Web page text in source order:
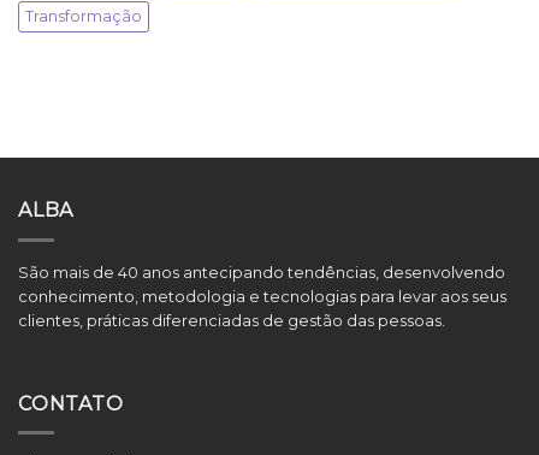
Transformação
ALBA
São mais de 40 anos antecipando tendências, desenvolvendo
conhecimento, metodologia e tecnologias para levar aos seus
clientes, práticas diferenciadas de gestão das pessoas.
CONTATO